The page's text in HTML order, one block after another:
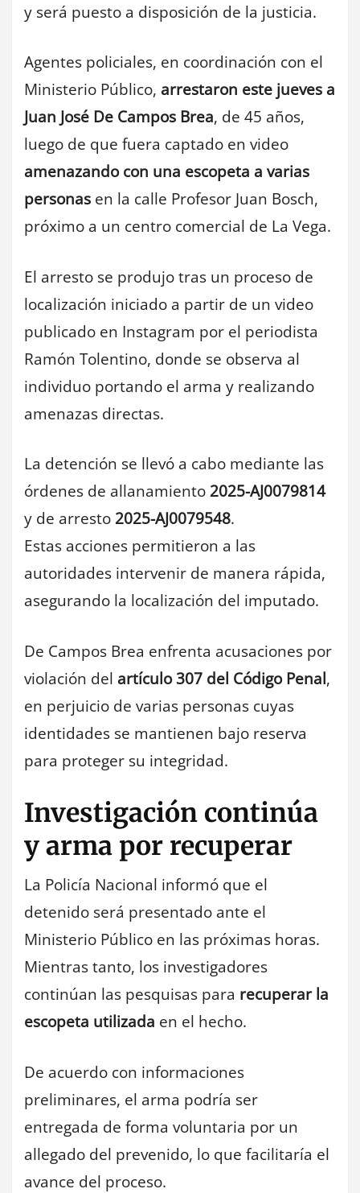
y será puesto a disposición de la justicia.
Agentes policiales, en coordinación con el
Ministerio Público, arrestaron este jueves a
Juan José De Campos Brea, de 45 años,
luego de que fuera captado en video
amenazando con una escopeta a varias
personas en la calle Profesor Juan Bosch,
próximo a un centro comercial de La Vega.
El arresto se produjo tras un proceso de
localización iniciado a partir de un video
publicado en Instagram por el periodista
Ramón Tolentino, donde se observa al
individuo portando el arma y realizando
amenazas directas.
La detención se llevó a cabo mediante las
órdenes de allanamiento 2025-AJ0079814
y de arresto 2025-AJ0079548.
Estas acciones permitieron a las
autoridades intervenir de manera rápida,
asegurando la localización del imputado.
De Campos Brea enfrenta acusaciones por
violación del artículo 307 del Código Penal,
en perjuicio de varias personas cuyas
identidades se mantienen bajo reserva
para proteger su integridad.
Investigación continúa
y arma por recuperar
La Policía Nacional informó que el
detenido será presentado ante el
Ministerio Público en las próximas horas.
Mientras tanto, los investigadores
continúan las pesquisas para recuperar la
escopeta utilizada en el hecho.
De acuerdo con informaciones
preliminares, el arma podría ser
entregada de forma voluntaria por un
allegado del prevenido, lo que facilitaría el
avance del proceso.